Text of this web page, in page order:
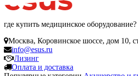
где купить медицинское оборудование?
Москва, Коровинское шоссе, дом 10,
info@esus.ru
Лизинг
Оплата и доставка